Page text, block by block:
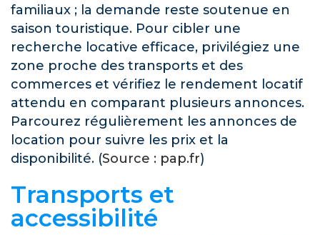
familiaux ; la demande reste soutenue en
saison touristique. Pour cibler une
recherche locative efficace, privilégiez une
zone proche des transports et des
commerces et vérifiez le rendement locatif
attendu en comparant plusieurs annonces.
Parcourez régulièrement les annonces de
location pour suivre les prix et la
disponibilité. (Source : pap.fr)
Transports et
accessibilité